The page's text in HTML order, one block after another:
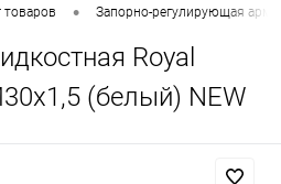
товаров • Запорно-регулирующая
Royal
(белый) NEW